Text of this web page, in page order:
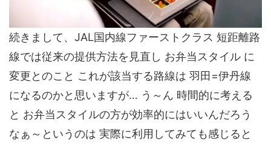
続きまして、JAL国内線ファーストクラス 短距離路
線では従来の提供方法を見直し お弁当スタイル に
変更とのこと これが該当する路線は 羽田=伊丹線
になるのかと思いますが… う～ん 時間的に考える
と お弁当スタイルの方が効率的にはいいんだろう
なぁ～というのは 実際に利用してみても感じると